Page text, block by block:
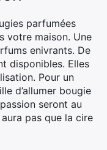
parfumées
votre maison. Une
enivrants. De
disponibles. Elles
Pour un
d’allumer bougie
seront au
pas que la cire